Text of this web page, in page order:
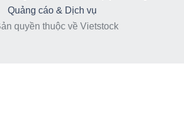
Quảng cáo & Dịch vụ
quyền thuộc về Vietstock